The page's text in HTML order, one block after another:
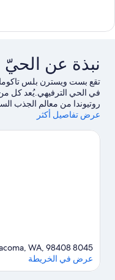
نبذة عن الحيّ
تقع بست ويسترن بلس
في الحي الترفيهي.يُعد كل
روتيوندا من معالم الجذب
الطبيعي للمنطقة في حديقة
بعض الوقت في أحد أفضل
عرض تفاصيل أكثر
8045 S HOSMER ST, Tacoma, WA, 98408
عرض في الخريطة